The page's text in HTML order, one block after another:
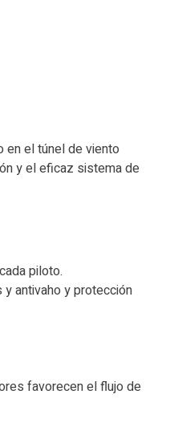
en el túnel de viento
y el eficaz sistema de
piloto.
antivaho y protección
favorecen el flujo de